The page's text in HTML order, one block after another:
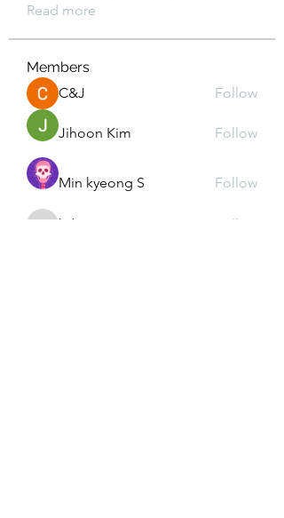
Read more
Members
C&J
Follow
Jihoon Kim Follow
Min kyeong S Follow
kd2mz3015m Follow